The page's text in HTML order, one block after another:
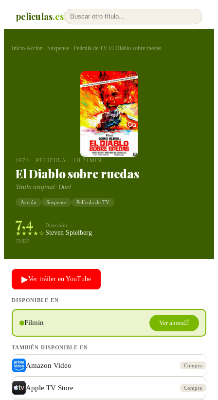
peliculas.es
Inicio›Acción · Suspense · Película de TV›El Diablo sobre ruedas
1971 PELÍCULA 1H 31MIN
El Diablo sobre ruedas
Título original: Duel
Acción Suspense Película de TV
7,4
★★★★☆
TMDB
Dirección
Steven Spielberg
▶Ver tráiler en YouTube
DISPONIBLE EN
Filmin Ver ahora
TAMBIÉN DISPONIBLE EN
Amazon Video Compra
Apple TV Store Compra